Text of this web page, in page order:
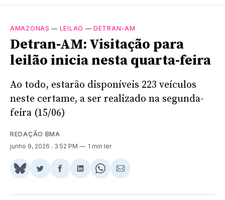
AMAZONAS — LEILAO —DETRAN-AM
Detran-AM: Visitação para
leilão inicia nesta quarta-feira
Ao todo, estarão disponíveis 223 veículos
neste certame, a ser realizado na segunda-
feira (15/06)
REDAÇÃO BMA
junho 9, 2026 . 3:52 PM 1 min ler
Share
BlueSky
Compartilhar
Twitter
Compartilhar
Facebook
Compartilhar
LinkedIn
Share
WhatsApp
Compartilhar
Email